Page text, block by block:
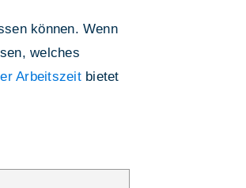
können. Wenn
welches
Arbeitszeitbietet